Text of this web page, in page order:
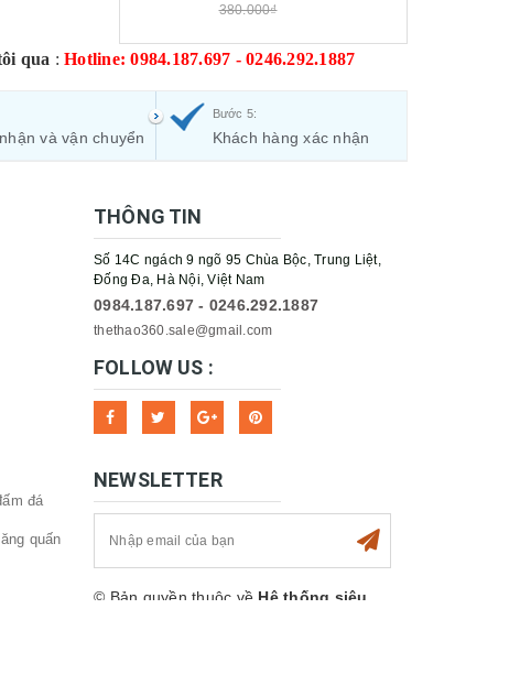
380.000₫
qua : Hotline: 0984.187.697 - 0246.292.1887
và vận chuyển
Bước 5:
Khách hàng xác nhận
đá
quấn
THÔNG TIN
Số 14C ngách 9 ngõ 95 Chùa Bộc, Trung Liệt,
Đống Đa, Hà Nội, Việt Nam
0984.187.697 - 0246.292.1887
thethao360.sale@gmail.com
FOLLOW US :
NEWSLETTER
© Bản quyền thuộc về Hệ thống siêu